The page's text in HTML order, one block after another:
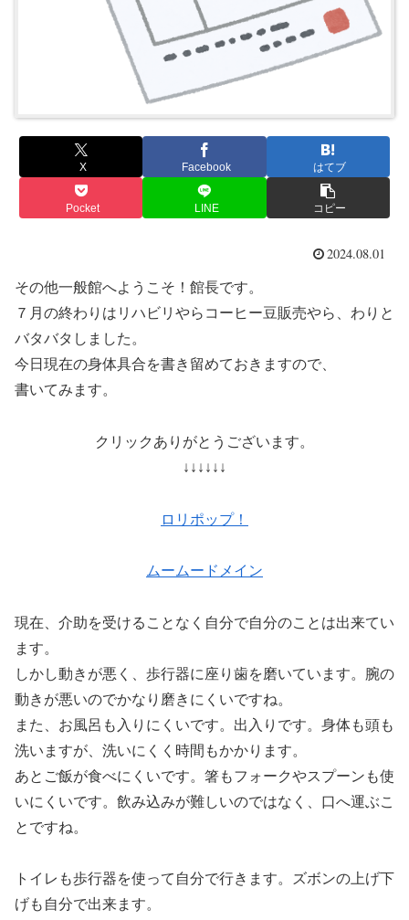
X Facebook はてブ
Pocket LINE コピー
2024.08.01
その他一般館へようこそ！館長です。
７月の終わりはリハビリやらコーヒー豆販売やら、わりと
バタバタしました。
今日現在の身体具合を書き留めておきますので、
書いてみます。
クリックありがとうございます。
↓↓↓↓↓↓
ロリポップ！
ムームードメイン
現在、介助を受けることなく自分で自分のことは出来てい
ます。
しかし動きが悪く、歩行器に座り歯を磨いています。腕の
動きが悪いのでかなり磨きにくいですね。
また、お風呂も入りにくいです。出入りです。身体も頭も
洗いますが、洗いにくく時間もかかります。
あとご飯が食べにくいです。箸もフォークやスプーンも使
いにくいです。飲み込みが難しいのではなく、口へ運ぶこ
とですね。
トイレも歩行器を使って自分で行きます。ズボンの上げ下
げも自分で出来ます。